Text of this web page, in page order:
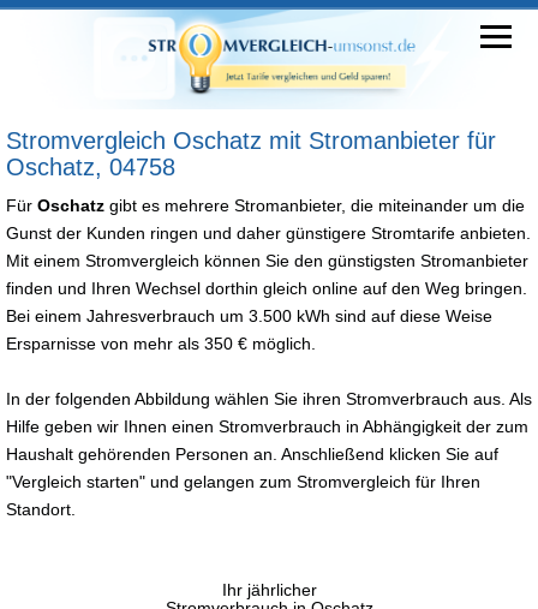
Stromvergleich Oschatz mit Stromanbieter für
Oschatz, 04758
Für Oschatz gibt es mehrere Stromanbieter, die miteinander um die
Gunst der Kunden ringen und daher günstigere Stromtarife anbieten.
Mit einem Stromvergleich können Sie den günstigsten Stromanbieter
finden und Ihren Wechsel dorthin gleich online auf den Weg bringen.
Bei einem Jahresverbrauch um 3.500 kWh sind auf diese Weise
Ersparnisse von mehr als 350 € möglich.
In der folgenden Abbildung wählen Sie ihren Stromverbrauch aus. Als
Hilfe geben wir Ihnen einen Stromverbrauch in Abhängigkeit der zum
Haushalt gehörenden Personen an. Anschließend klicken Sie auf
"Vergleich starten" und gelangen zum Stromvergleich für Ihren
Standort.
Ihr jährlicher